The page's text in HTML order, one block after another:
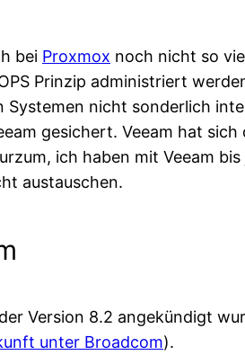
bei Proxmox noch nicht so
Prinzip administriert
nicht sonderlich
gesichert. Veeam hat
ich haben mit Veeam
austauschen.
Version 8.2 angekündigt
unter Broadcom).